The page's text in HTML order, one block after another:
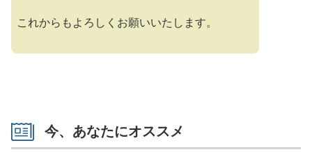
これからもよろしくお願いいたします。
今、あなたにオススメ